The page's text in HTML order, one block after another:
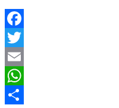
Facebook
Twitter
Email
WhatsApp